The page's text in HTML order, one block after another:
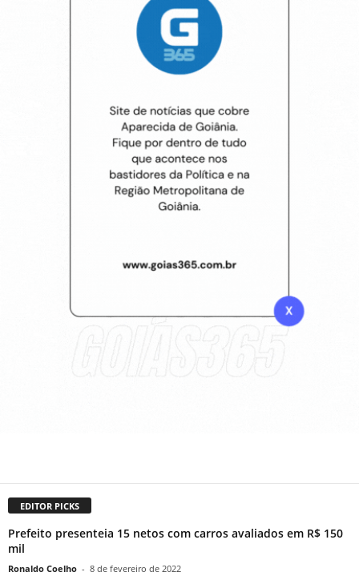
EDITOR PICKS
Prefeito presenteia 15 netos com carros avaliados em R$ 150
mil
Ronaldo Coelho - 8 de fevereiro de 2022